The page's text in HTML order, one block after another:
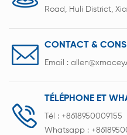
Road, Huli District,
CONTACT &
Email :
TÉLÉPHONE ET
Tél : +8618950009155
Whatsapp :